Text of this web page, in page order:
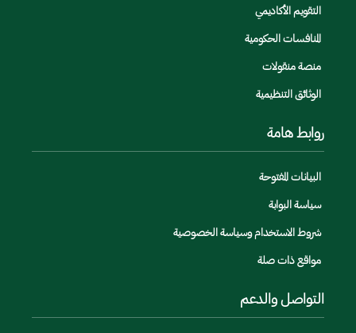
التقويم الأكاديمي
المنافسات الحكومية
منصة منقولات
الوثائق التنظيمية
روابط هامة
البيانات المفتوحة
سياسة البوابة
شروط الاستخدام وسياسة الخصوصية
مواقع ذات صلة
التواصل والدعم